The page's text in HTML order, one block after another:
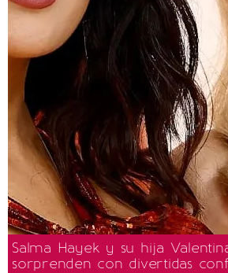
Salma Hayek y su hija
sorprenden con divertidas